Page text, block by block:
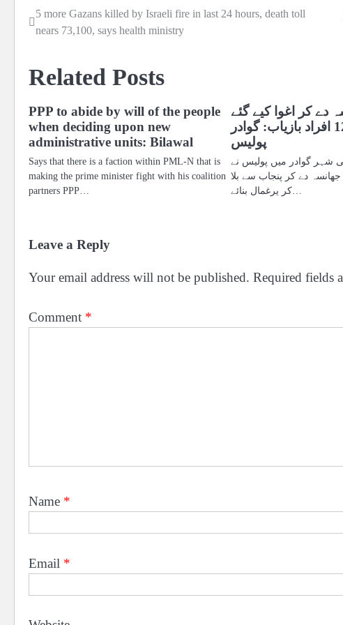
Post
5 more Gazans killed by Israeli fire in last 24 hours, death toll
nears 73,100, says health ministry
Related Posts
PPP to abide by will of the people
when deciding upon new
administrative units: Bilawal
Says that there is a faction within PML-N that is
making the prime minister fight with his coalition
partners PPP…
دے کر اغوا کیے گئے
پنجاب کے 12 افراد بازیاب: گوادر
پولیس
شہر گوادر میں پولیس نے
دے کر پنجاب سے بلا
Leave a Reply
Your email address will not be published. Required fields
Comment *
Name *
Email *